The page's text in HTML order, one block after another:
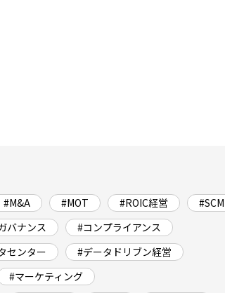
#M&A #MOT #ROIC経営
#SCM
バナンス
#コンプライアンス
センター
#データドリブン経営
#マーケティング